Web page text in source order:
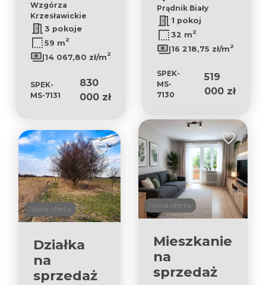
Wzgórza
Krzesławickie
3 pokoje
59 m2
14 067,80 zł/m2
SPEK-
MS-7131
830
000 zł
Prądnik Biały
1 pokoj
32 m2
16 218,75 zł/m2
SPEK-
MS-
7130
519
000 zł
Nowa oferta
Dodaj do ulubionych
Działka
na
sprzedaż
Nowa oferta
Dodaj do
Mieszkanie
na
sprzedaż